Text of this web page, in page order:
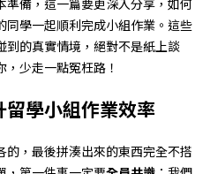
學一起順利完成小組作業。這些
到的真實情境，絕對不是紙上談
少走一點冤枉路！
學小組作業效率
，最後拼湊出來的東西完全不搭